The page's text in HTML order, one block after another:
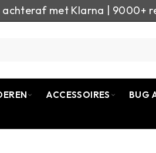
met Klarna | 9000+
ACCESSOIRES BUG